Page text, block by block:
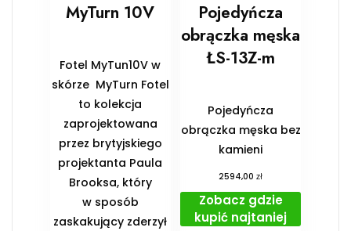
MyTurn 10V
Fotel MyTun10V w
skórze MyTurn Fotel
to kolekcja
zaprojektowana
przez brytyjskiego
projektanta Paula
Brooksa, który
w sposób
zaskakujący zderzył
Pojedyńcza
obrączka męska
ŁS-13Z-m
Pojedyńcza
obrączka męska bez
kamieni
2594,00zł
Zobacz gdzie
kupić najtaniej